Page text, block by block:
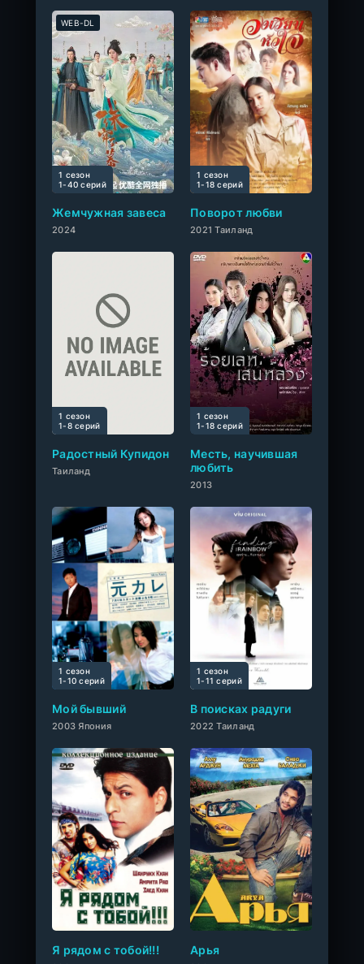
Жемчужная завеса
2024
WEB-DL
1 сезон
1-40 cерий
Поворот любви
2021 Таиланд
1 сезон
1-18 cерий
Радостный Купидон
Таиланд
1 сезон
1-8 cерий
Месть, научившая
любить
2013
1 сезон
1-18 cерий
0
Мой бывший
2003 Япония
1 сезон
1-10 cерий
В поисках радуги
2022 Таиланд
1 сезон
1-11 cерий
Я рядом с тобой!!! Арья
0